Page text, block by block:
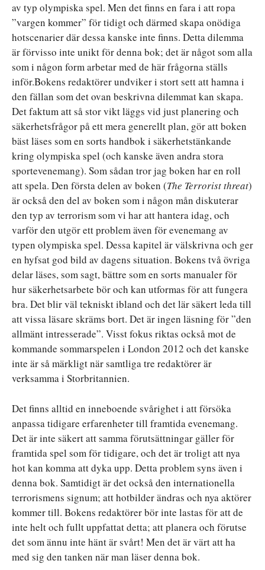
av typ olympiska spel. Men det finns en fara i att ropa
”vargen kommer” för tidigt och därmed skapa onödiga
hotscenarier där dessa kanske inte finns. Detta dilemma
är förvisso inte unikt för denna bok; det är något som alla
som i någon form arbetar med de här frågorna ställs
inför.Bokens redaktörer undviker i stort sett att hamna i
den fällan som det ovan beskrivna dilemmat kan skapa.
Det faktum att så stor vikt läggs vid just planering och
säkerhetsfrågor på ett mera generellt plan, gör att boken
bäst läses som en sorts handbok i säkerhetstänkande
kring olympiska spel (och kanske även andra stora
sportevenemang). Som sådan tror jag boken har en roll
att spela. Den första delen av boken (The Terrorist threat)
är också den del av boken som i någon mån diskuterar
den typ av terrorism som vi har att hantera idag, och
varför den utgör ett problem även för evenemang av
typen olympiska spel. Dessa kapitel är välskrivna och ger
en hyfsat god bild av dagens situation. Bokens två övriga
delar läses, som sagt, bättre som en sorts manualer för
hur säkerhetsarbete bör och kan utformas för att fungera
bra. Det blir väl tekniskt ibland och det lär säkert leda till
att vissa läsare skräms bort. Det är ingen läsning för ”den
allmänt intresserade”. Visst fokus riktas också mot de
kommande sommarspelen i London 2012 och det kanske
inte är så märkligt när samtliga tre redaktörer är
verksamma i Storbritannien.
Det finns alltid en inneboende svårighet i att försöka
anpassa tidigare erfarenheter till framtida evenemang.
Det är inte säkert att samma förutsättningar gäller för
framtida spel som för tidigare, och det är troligt att nya
hot kan komma att dyka upp. Detta problem syns även i
denna bok. Samtidigt är det också den internationella
terrorismens signum; att hotbilder ändras och nya aktörer
kommer till. Bokens redaktörer bör inte lastas för att de
inte helt och fullt uppfattat detta; att planera och förutse
det som ännu inte hänt är svårt! Men det är värt att ha
med sig den tanken när man läser denna bok.